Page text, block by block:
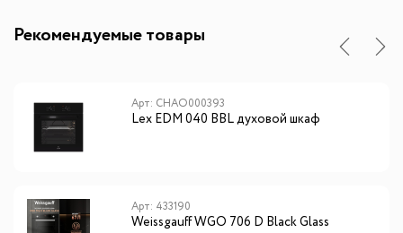
Рекомендуемые товары
Арт: CHAO000393
Lex EDM 040 BBL духовой шкаф
Арт: 433190
Weissgauff WGO 706 D Black Glass